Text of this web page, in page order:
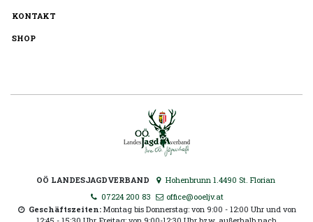
KONTAKT
SHOP
OÖ LANDESJAGDVERBAND
Hohenbrunn 1.4490 St. Florian
07224 200 83
office@ooeljv.at
Geschäftszeiten: Montag bis Donnerstag: von 9:00 - 12:00 Uhr und von